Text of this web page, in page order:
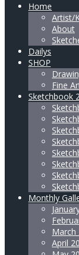
Home
Artist/
About
Dailys
SHOP
Fine
Sketchbook
Monthly
March
April